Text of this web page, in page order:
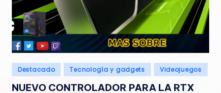
g
u
e
d
aPublicado
en
Destacado Tecnología y gadgets Videojuegos
NUEVO CONTROLADOR PARA LA RTX